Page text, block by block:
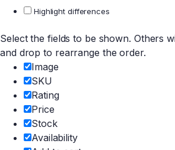
Highlight differences
Select the fields to be shown. Others
and drop to rearrange the order.
Image
SKU
Rating
Price
Stock
Availability